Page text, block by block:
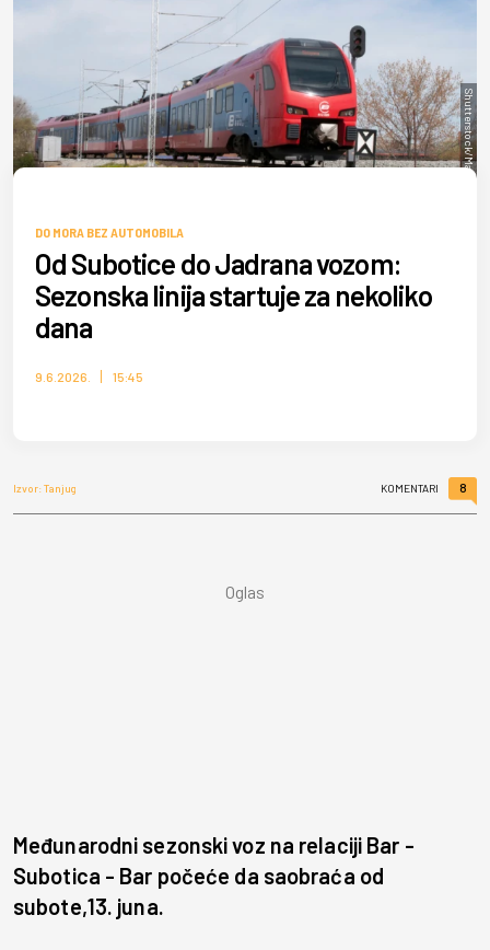
Shutterstock/Maja Tomic
DO MORA BEZ AUTOMOBILA
Od Subotice do Jadrana vozom:
Sezonska linija startuje za nekoliko
dana
9.6.2026. 15:45
Izvor: Tanjug KOMENTARI 8
Međunarodni sezonski voz na relaciji Bar -
Subotica - Bar počeće da saobraća od
subote,13. juna.